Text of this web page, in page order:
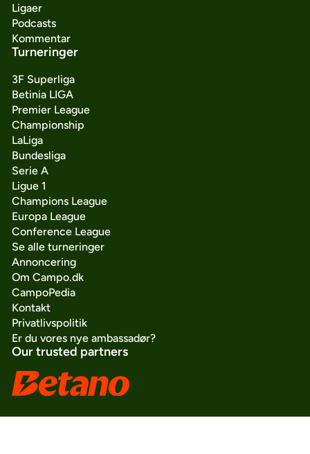
Ligaer
Podcasts
Kommentar
Turneringer
3F Superliga
Betinia LIGA
Premier League
Championship
LaLiga
Bundesliga
Serie A
Ligue 1
Champions League
Europa League
Conference League
Se alle turneringer
Annoncering
Om Campo.dk
CampoPedia
Kontakt
Privatlivspolitik
Er du vores nye ambassadør?
Our trusted partners